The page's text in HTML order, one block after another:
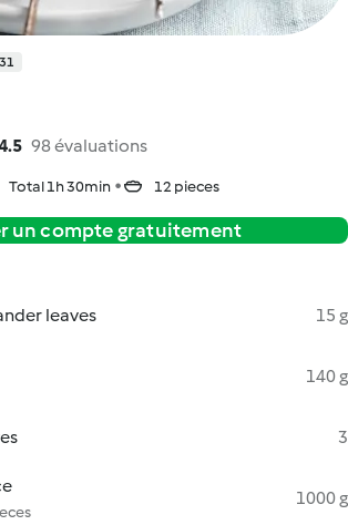
98 évaluations
Total 1h 30min 12 pieces
un compte gratuitement
leaves 15 g
140 g
3
1000 g